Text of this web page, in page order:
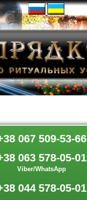
067 509-53-66
063 578-05-01
Viber/WhatsApp
044 578-05-01